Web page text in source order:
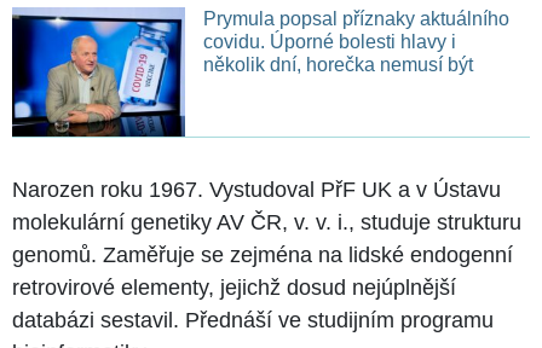
Prymula popsal příznaky aktuálního
covidu. Úporné bolesti hlavy i
několik dní, horečka nemusí být
Narozen roku 1967. Vystudoval PřF UK a v Ústavu
molekulární genetiky AV ČR, v. v. i., studuje strukturu
genomů. Zaměřuje se zejména na lidské endogenní
retrovirové elementy, jejichž dosud nejúplnější
databázi sestavil. Přednáší ve studijním programu